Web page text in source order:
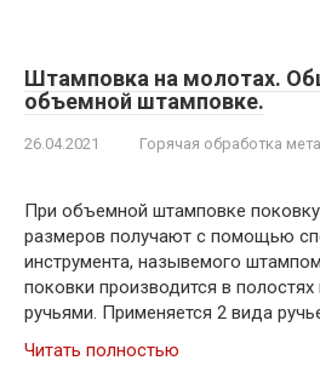
Штамповка на молотах.
объемной штамповке.
26.04.2021 Горячая обработка
При объемной штамповке
размеров получают с помощью
инструмента, назывемого
поковки производится в
ручьями. Применяется 2 вида
Читать полностью